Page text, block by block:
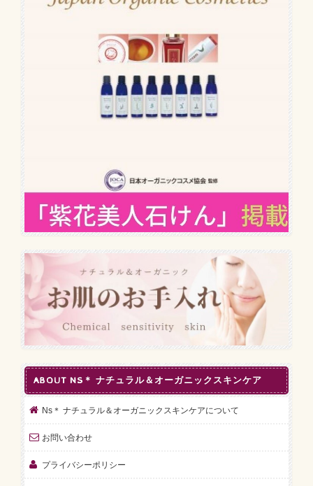
ABOUT NS＊ ナチュラル＆オーガニックスキンケア
Ns＊ ナチュラル＆オーガニックスキンケアについて
お問い合わせ
プライバシーポリシー